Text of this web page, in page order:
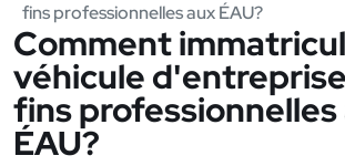
fins professionnelles aux ÉAU?
Comment
véhicule
fins professionnelles
ÉAU?